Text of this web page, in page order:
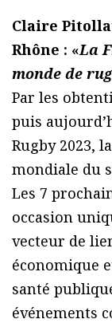
Claire
Rhône : «La
monde de
Par les
puis
Rugby 2023,
mondiale du
Les 7
occasion
vecteur de
économique
santé
événements